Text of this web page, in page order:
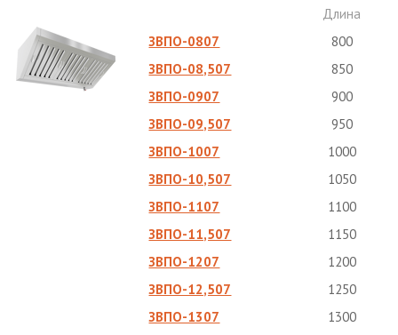
Длина
ЗВПО-0807
800
ЗВПО-08,507
850
ЗВПО-0907
900
ЗВПО-09,507
950
ЗВПО-1007
1000
ЗВПО-10,507
1050
ЗВПО-1107
1100
ЗВПО-11,507
1150
ЗВПО-1207
1200
ЗВПО-12,507
1250
ЗВПО-1307
1300